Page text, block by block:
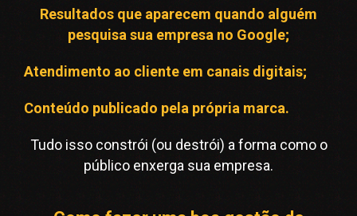
Resultados que aparecem quando alguém
pesquisa sua empresa no Google;
Atendimento ao cliente em canais digitais;
Conteúdo publicado pela própria marca.
Tudo isso constrói (ou destrói) a forma como o
público enxerga sua empresa.